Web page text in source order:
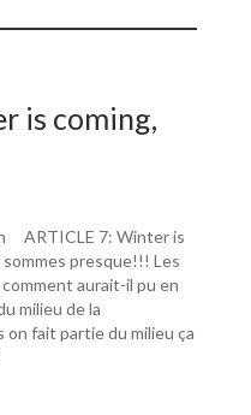
is coming,
ARTICLE 7: Winter is
presque!!! Les
aurait-il pu en
milieu de la
fait partie du milieu ça